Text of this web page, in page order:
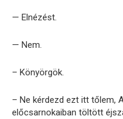
— Elnézést.
— Nem.
– Könyörgök.
– Ne kérdezd ezt itt tőlem,
előcsarnokaiban töltött